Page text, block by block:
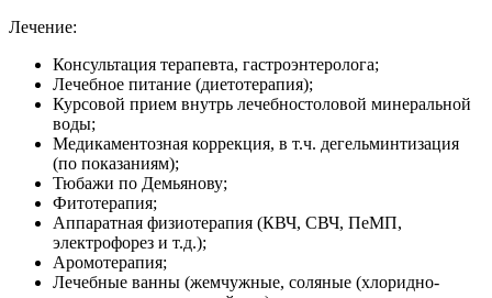
Лечение:
Консультация терапевта, гастроэнтеролога;
Лечебное питание (диетотерапия);
Курсовой прием внутрь лечебностоловой минеральной
воды;
Медикаментозная коррекция, в т.ч. дегельминтизация
(по показаниям);
Тюбажи по Демьянову;
Фитотерапия;
Аппаратная физиотерапия (КВЧ, СВЧ, ПеМП,
электрофорез и т.д.);
Аромотерапия;
Лечебные ванны (жемчужные, соляные (хлоридно-